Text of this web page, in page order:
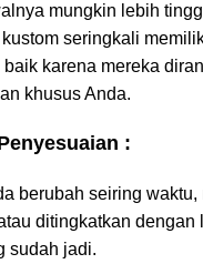
mungkin lebih
seringkali
karena mereka
khusus Anda.
:
berubah seiring waktu,
ditingkatkan dengan
sudah jadi.